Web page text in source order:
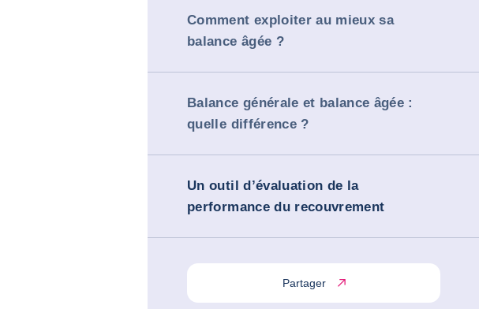
Comment exploiter au mieux sa
balance âgée ?
Balance générale et balance âgée :
quelle différence ?
Un outil d’évaluation de la
performance du recouvrement
Partager